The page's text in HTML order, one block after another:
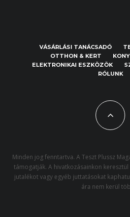
VÁSÁRLÁSI TANÁCSADÓ
OTTHON & KERT
ELEKTRONIKAI ESZKÖZÖK
RÓLUNK
Minden jog fenntartva. A Teszt Plussz
támogatják. A hivatkozásainkon
jutalékot vagy egyéb juttatásokat
ára nem kerül